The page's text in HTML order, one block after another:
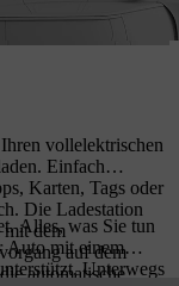
vollelektrischen
Einfach
Karten, Tags oder
Die Ladestation
dem
auf dem
automatische
Alles, was Sie tun
Auto mit einem
Unterwegs